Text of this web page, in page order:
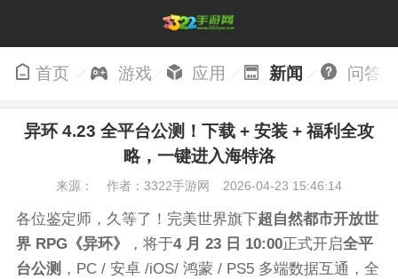
首页 游戏 应用 新闻 问答
异环 4.23 全平台公测！下载 + 安装 + 福利全攻
略，一键进入海特洛
来源： 作者：3322手游网 2026-04-23 15:46:14
各位鉴定师，久等了！完美世界旗下超自然都市开放世
界 RPG《异环》
，将于4 月 23 日 10:00正式开启全平
台公测 ，PC / 安卓 /iOS/ 鸿蒙 / PS5 多端数据互通，全